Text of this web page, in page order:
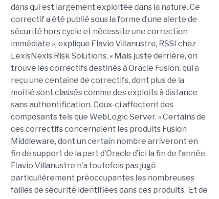
dans qui est largement exploitée dans la nature. Ce
correctif a été publié sous la forme d’une alerte de
sécurité hors cycle et nécessite une correction
immédiate », explique Flavio Villanustre, RSSI chez
LexisNexis Risk Solutions. « Mais juste derrière, on
trouve les correctifs destinés à Oracle Fusion, qui a
reçu une centaine de correctifs, dont plus de la
moitié sont classés comme des exploits à distance
sans authentification. Ceux-ci affectent des
composants tels que WebLogic Server. » Certains de
ces correctifs concernaient les produits Fusion
Middleware, dont un certain nombre arriveront en
fin de support de la part d’Oracle d’ici la fin de l’année.
Flavio Villanustre n’a toutefois pas jugé
particulièrement préoccupantes les nombreuses
failles de sécurité identifiées dans ces produits. Et de